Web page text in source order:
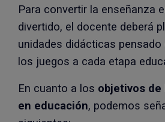
Para convertir la enseñanza
divertido, el docente deberá
unidades didácticas
los juegos a cada etapa
En cuanto a los objetivos de
en educación, podemos